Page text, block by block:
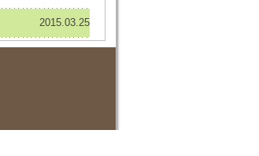
2015.03.25